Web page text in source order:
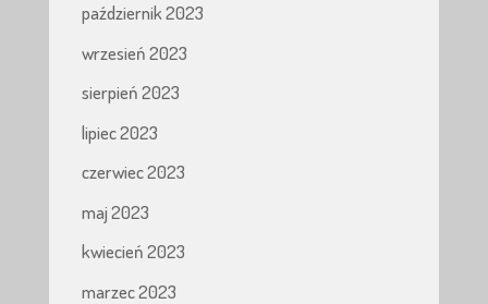
październik 2023
wrzesień 2023
sierpień 2023
lipiec 2023
czerwiec 2023
maj 2023
kwiecień 2023
marzec 2023